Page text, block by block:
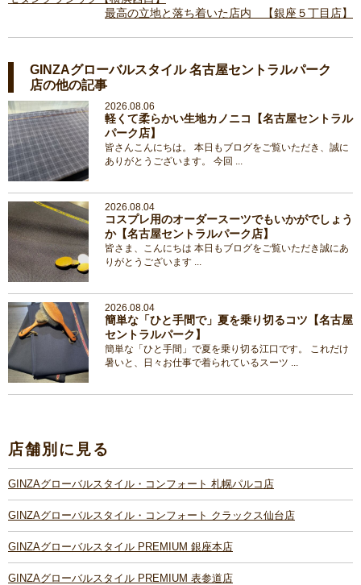
最高の立地と落ち着いた店内 【銀座５丁目店】
GINZAグローバルスタイル 名古屋セントラルパーク
店の他の記事
2026.08.06
軽くて柔らかい生地カノニコ【名古屋セントラル
パーク店】
皆さんこんにちは。 本日もブログをご覧いただき、誠に
ありがとうございます。 今回 ...
2026.08.04
コスプレ用のオーダースーツでもいかがでしょう
か【名古屋セントラルパーク店】
皆さま、こんにちは 本日もブログをご覧いただき誠にあ
りがとうございます ...
2026.08.04
簡単な「ひと手間で」夏を乗り切るコツ【名古屋
セントラルパーク】
簡単な「ひと手間」で夏を乗り切る江口です。 これだけ
暑いと、日々お仕事で着られているスーツ ...
店舗別に見る
GINZAグローバルスタイル・コンフォート 札幌パルコ店
GINZAグローバルスタイル・コンフォート クラックス仙台店
GINZAグローバルスタイル PREMIUM 銀座本店
GINZAグローバルスタイル PREMIUM 表参道店